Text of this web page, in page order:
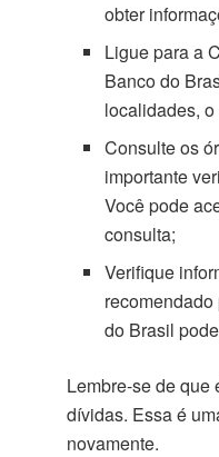
obter
Ligue para a
Banco do
localidades,
Consulte os
importante
Você pode
consulta;
Verifique
do Brasil
Lembre-se de que
dívidas. Essa é
novamente.